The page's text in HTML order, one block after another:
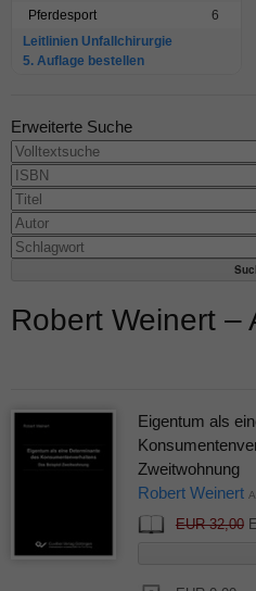
Pferdesport
6
Leitlinien Unfallchirurgie
5. Auflage bestellen
Erweiterte Suche
Robert Weinert –
Eigentum als
Zweitwohnung
Robert Weinert
EUR 32,00